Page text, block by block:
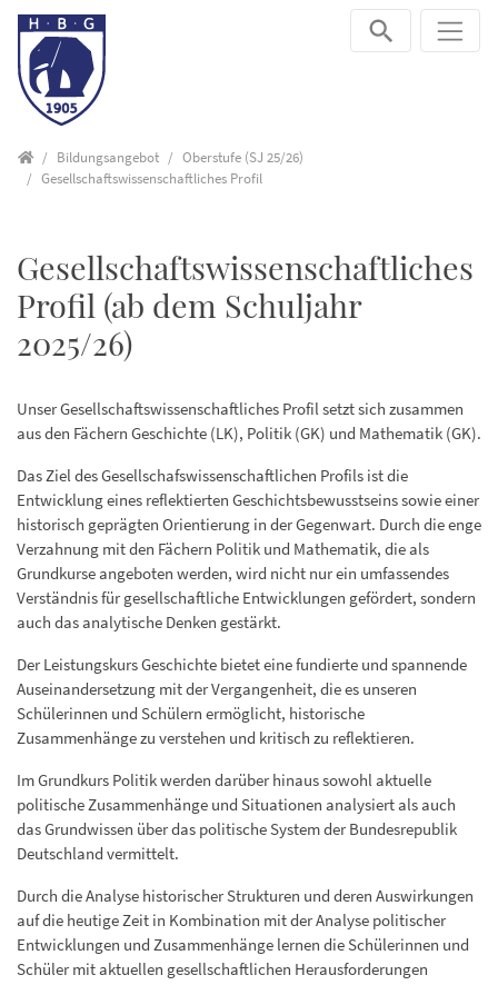
Direkt zur Hauptnavigation springen
Direkt zum Inhalt springen
StartseiteBildungsangebot
Oberstufe (SJ 25/26)
Gesellschaftswissenschaftliches Profil
Gesellschaftswissenschaftliches
Profil (ab dem Schuljahr
2025/26)
Unser Gesellschaftswissenschaftliches Profil setzt sich zusammen
aus den Fächern Geschichte (LK), Politik (GK) und Mathematik (GK).
Das Ziel des Gesellschafswissenschaftlichen Profils ist die
Entwicklung eines reflektierten Geschichtsbewusstseins sowie einer
historisch geprägten Orientierung in der Gegenwart. Durch die enge
Verzahnung mit den Fächern Politik und Mathematik, die als
Grundkurse angeboten werden, wird nicht nur ein umfassendes
Verständnis für gesellschaftliche Entwicklungen gefördert, sondern
auch das analytische Denken gestärkt.
Der Leistungskurs Geschichte bietet eine fundierte und spannende
Auseinandersetzung mit der Vergangenheit, die es unseren
Schülerinnen und Schülern ermöglicht, historische
Zusammenhänge zu verstehen und kritisch zu reflektieren.
Im Grundkurs Politik werden darüber hinaus sowohl aktuelle
politische Zusammenhänge und Situationen analysiert als auch
das Grundwissen über das politische System der Bundesrepublik
Deutschland vermittelt.
Durch die Analyse historischer Strukturen und deren Auswirkungen
auf die heutige Zeit in Kombination mit der Analyse politischer
Entwicklungen und Zusammenhänge lernen die Schülerinnen und
Schüler mit aktuellen gesellschaftlichen Herausforderungen